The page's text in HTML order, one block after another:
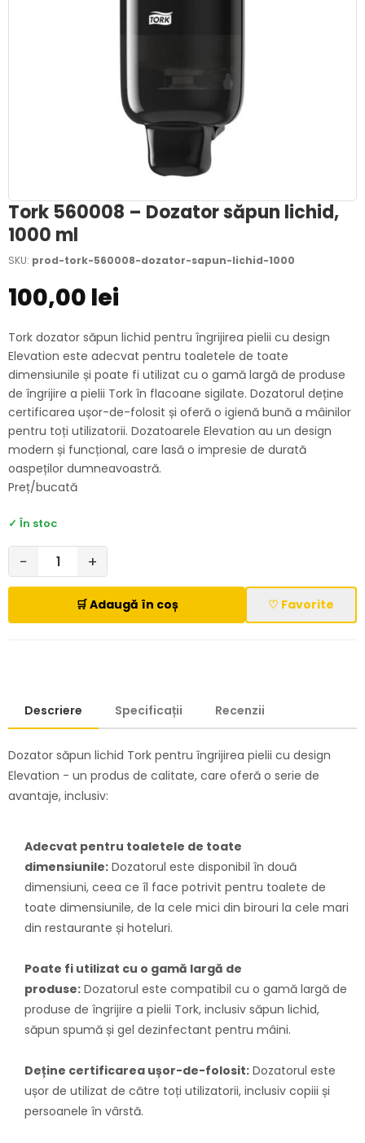
Tork 560008 – Dozator săpun lichid,
1000 ml
SKU: prod-tork-560008-dozator-sapun-lichid-1000
100,00 lei
Tork dozator săpun lichid pentru îngrijirea pielii cu design
Elevation este adecvat pentru toaletele de toate
dimensiunile și poate fi utilizat cu o gamă largă de produse
de îngrijire a pielii Tork în flacoane sigilate. Dozatorul deține
certificarea ușor-de-folosit și oferă o igienă bună a mâinilor
pentru toți utilizatorii. Dozatoarele Elevation au un design
modern și funcțional, care lasă o impresie de durată
oaspeților dumneavoastră.
Preț/bucată
✓ În stoc
− +
🛒 Adaugă în coș ♡ Favorite
Descriere Specificații Recenzii
Dozator săpun lichid Tork pentru îngrijirea pielii cu design
Elevation - un produs de calitate, care oferă o serie de
avantaje, inclusiv:
Adecvat pentru toaletele de toate
dimensiunile: Dozatorul este disponibil în două
dimensiuni, ceea ce îl face potrivit pentru toalete de
toate dimensiunile, de la cele mici din birouri la cele mari
din restaurante și hoteluri.
Poate fi utilizat cu o gamă largă de
produse: Dozatorul este compatibil cu o gamă largă de
produse de îngrijire a pielii Tork, inclusiv săpun lichid,
săpun spumă și gel dezinfectant pentru mâini.
Deține certificarea ușor-de-folosit: Dozatorul este
ușor de utilizat de către toți utilizatorii, inclusiv copiii și
persoanele în vârstă.